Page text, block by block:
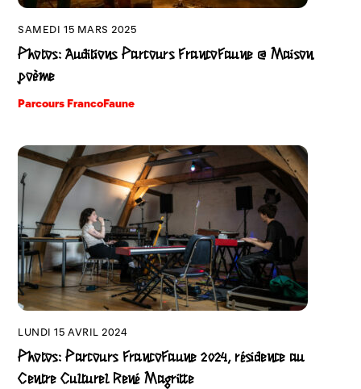
SAMEDI 15 MARS 2025
Photos: Auditions Parcours FrancoFaune @ Maison
poème
Parcours FrancoFaune
LUNDI 15 AVRIL 2024
Photos: Parcours FrancoFaune 2024, résidence au
Centre Culturel René Magritte